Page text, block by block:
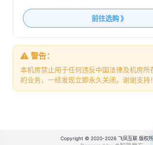
前往选购 》
警告：
本机房禁止用于任何违反中国法律及机房所
的业务，一经发现立即永久关闭。谢谢支持！
Copyright © 2020-2026 飞凤互联 版权所